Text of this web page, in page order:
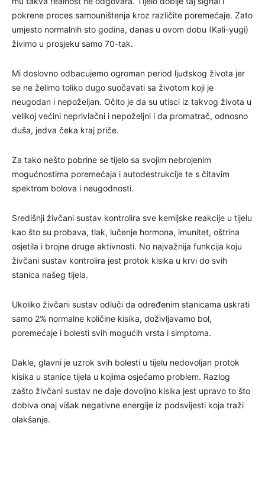
pokrene proces samouništenja kroz različite poremećaje. Zato
umjesto normalnih sto godina, danas u ovom dobu (Kali-yugi)
živimo u prosjeku samo 70-tak.
Mi doslovno odbacujemo ogroman period ljudskog života jer
se ne želimo to­liko dugo suočavati sa životom koji je
neugodan i nepoželjan. Očito je da su utisci iz takvog života u
velikoj većini neprivlačni i nepoželjni i da promatrač, odnosno
duša, jedva čeka kraj priče.
Za tako nešto pobrine se tijelo sa svojim nebrojenim
mogućnostima poremećaja i autodestrukcije te s čitavim
spektrom bolova i neugodnosti.
Središnji živčani sustav kontrolira sve kemijske reakcije u tijelu
kao što su probava, tlak, lučenje hormona, imunitet, oštrina
osjetila i brojne druge aktivnosti. No najvažnija funkcija koju
živčani sustav kontrolira jest protok kisika u krvi do svih
stanica našeg tijela.
Ukoliko živčani sustav odluči da određenim stanicama uskrati
samo 2% normalne količine kisika, doživljavamo bol,
poremećaje i bolesti svih mogućih vrsta i simptoma.
Dakle, glavni je uzrok svih bolesti u tijelu nedovoljan protok
kisika u stanice tijela u kojima osjećamo problem. Razlog
zašto živčani sustav ne daje dovolj­no kisika jest upravo to što
dobiva onaj višak nega­tivne energije iz podsvijesti koja traži
olakšanje.